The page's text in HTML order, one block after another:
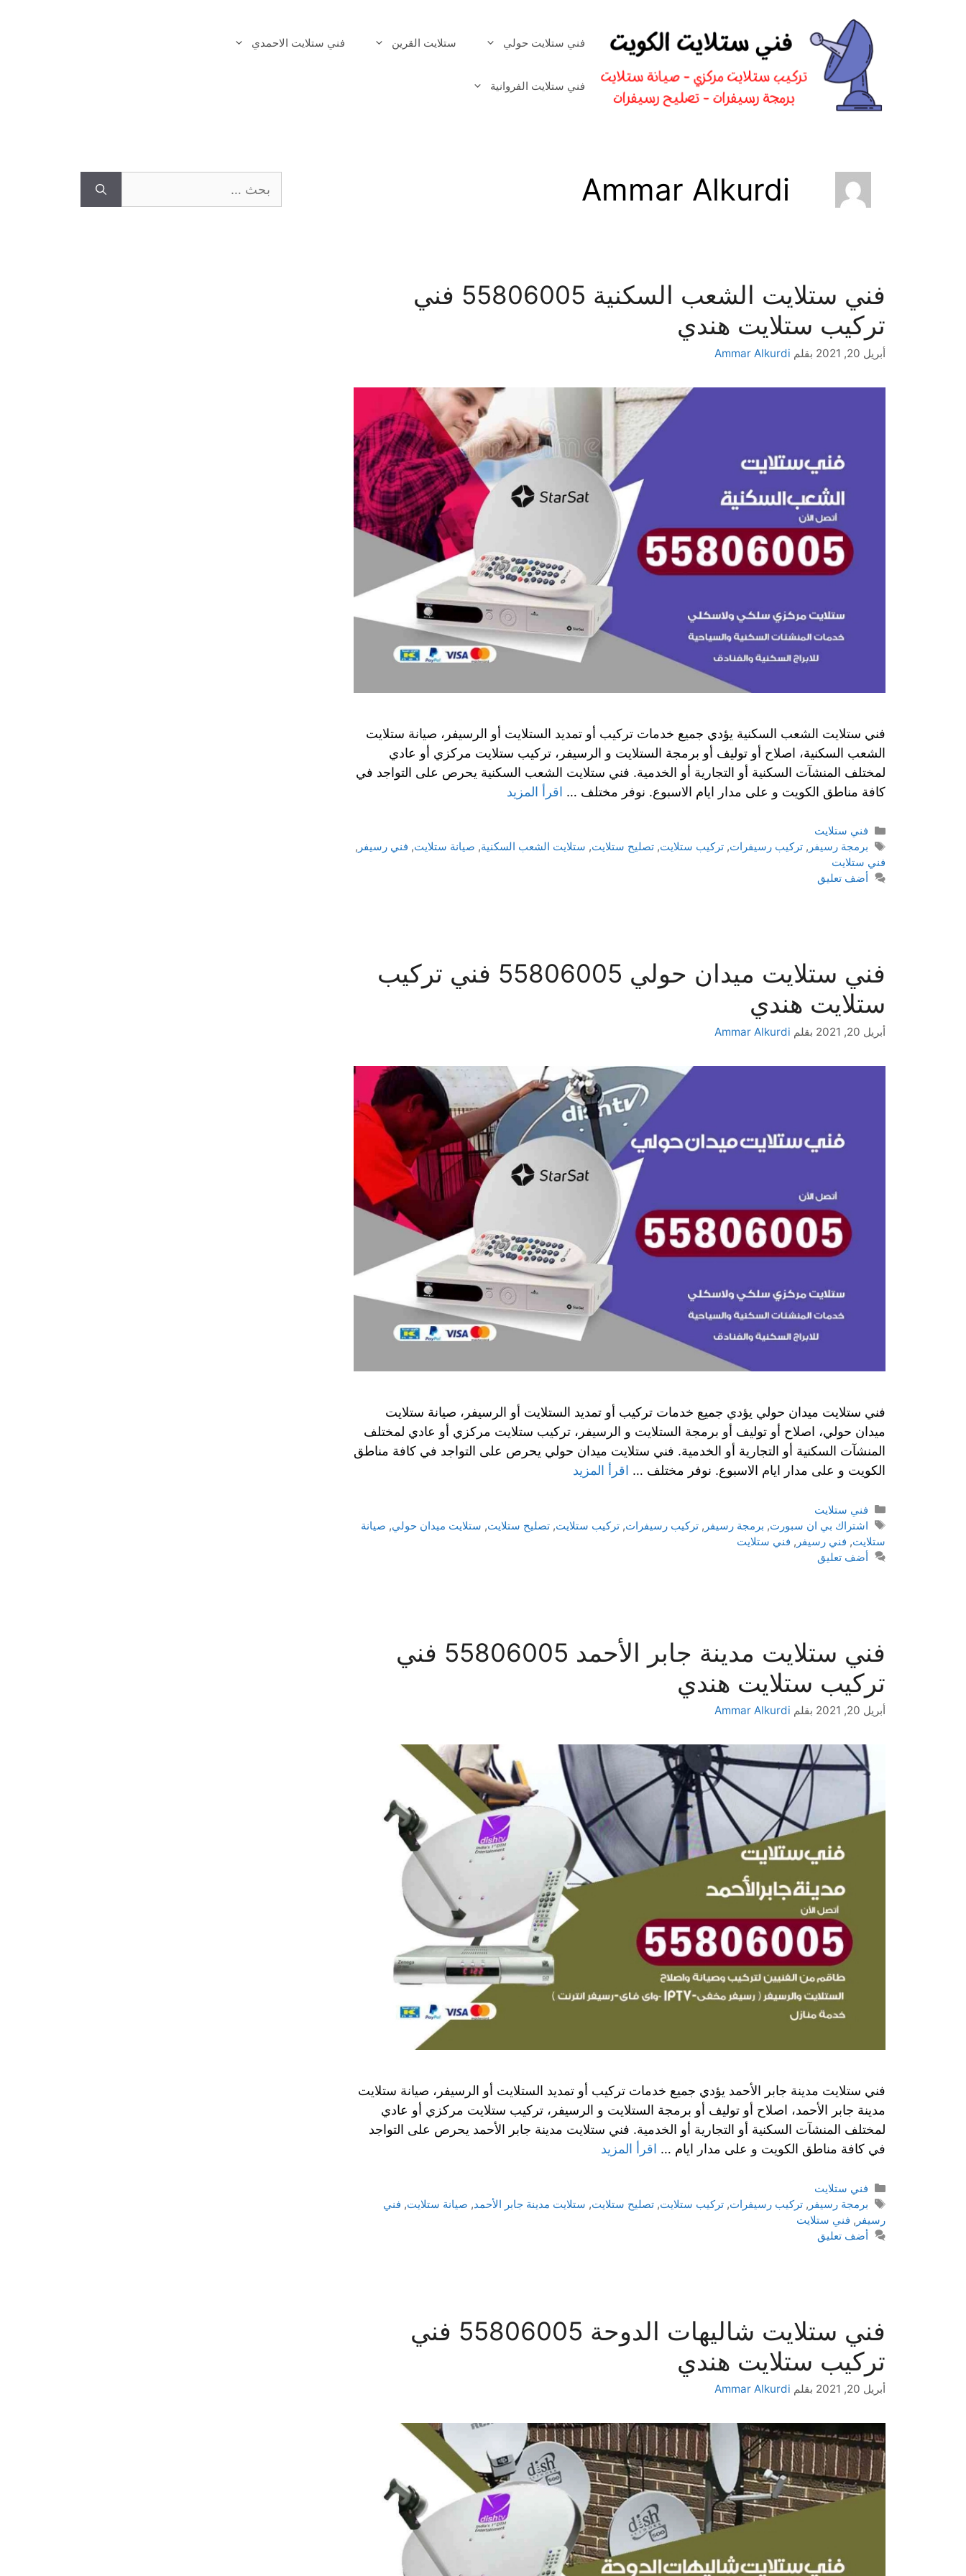
فني ستلايت حولي ستلايت القرين فني ستلايت الاحمدي
فني ستلايت الفروانية
Ammar Alkurdi
فني ستلايت الشعب السكنية 55806005 فني
تركيب ستلايت هندي
أبريل 20, 2021 بقلم Ammar Alkurdi
فني ستلايت الشعب السكنية يؤدي جميع خدمات تركيب أو تمديد الستلايت أو الرسيفر، صيانة ستلايت
الشعب السكنية، اصلاح أو توليف أو برمجة الستلايت و الرسيفر، تركيب ستلايت مركزي أو عادي
لمختلف المنشآت السكنية أو التجارية أو الخدمية. فني ستلايت الشعب السكنية يحرص على التواجد في
كافة مناطق الكويت و على مدار ايام الاسبوع. نوفر مختلف … اقرأ المزيد
التصنيفات
فني ستلايت
الوسوم
برمجة رسيفر ,تركيب رسيفرات,تركيب ستلايت,تصليح ستلايت, ستلايت الشعب السكنية, صيانة ستلايت, فني رسيفر ,
فني ستلايت
أضف تعليق
فني ستلايت ميدان حولي 55806005 فني تركيب
ستلايت هندي
أبريل 20, 2021 بقلم Ammar Alkurdi
فني ستلايت ميدان حولي يؤدي جميع خدمات تركيب أو تمديد الستلايت أو الرسيفر، صيانة ستلايت
ميدان حولي، اصلاح أو توليف أو برمجة الستلايت و الرسيفر، تركيب ستلايت مركزي أو عادي لمختلف
المنشآت السكنية أو التجارية أو الخدمية. فني ستلايت ميدان حولي يحرص على التواجد في كافة مناطق
الكويت و على مدار ايام الاسبوع. نوفر مختلف … اقرأ المزيد
التصنيفات
فني ستلايت
الوسوم
اشتراك بي ان سبورت, برمجة رسيفر ,تركيب رسيفرات,تركيب ستلايت,تصليح ستلايت, ستلايت ميدان حولي, صيانة
ستلايت, فني رسيفر , فني ستلايت
أضف تعليق
فني ستلايت مدينة جابر الأحمد 55806005 فني
تركيب ستلايت هندي
أبريل 20, 2021 بقلم Ammar Alkurdi
فني ستلايت مدينة جابر الأحمد يؤدي جميع خدمات تركيب أو تمديد الستلايت أو الرسيفر، صيانة ستلايت
مدينة جابر الأحمد، اصلاح أو توليف أو برمجة الستلايت و الرسيفر، تركيب ستلايت مركزي أو عادي
لمختلف المنشآت السكنية أو التجارية أو الخدمية. فني ستلايت مدينة جابر الأحمد يحرص على التواجد
في كافة مناطق الكويت و على مدار ايام … اقرأ المزيد
التصنيفات
فني ستلايت
الوسوم
برمجة رسيفر ,تركيب رسيفرات,تركيب ستلايت,تصليح ستلايت, ستلايت مدينة جابر الأحمد, صيانة ستلايت, فني
رسيفر , فني ستلايت
أضف تعليق
فني ستلايت شاليهات الدوحة 55806005 فني
تركيب ستلايت هندي
أبريل 20, 2021 بقلم Ammar Alkurdi
عن: